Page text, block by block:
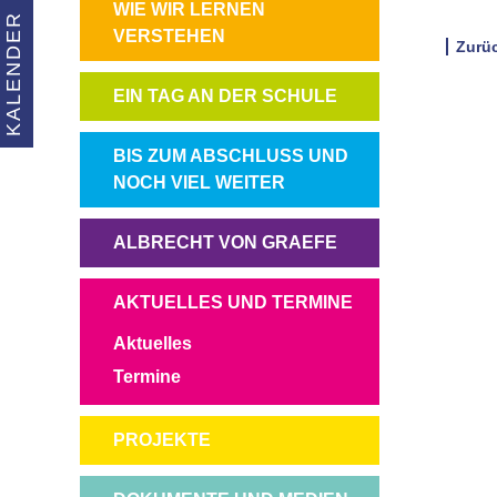
KALENDER
NAVIGATION
ÜBERSPRINGEN
WIE WIR LERNEN
VERSTEHEN
NAVIGATION
ÜBERSPRINGEN
EIN TAG AN DER SCHULE
NAVIGATION
ÜBERSPRINGEN
BIS ZUM ABSCHLUSS UND
NOCH VIEL WEITER
NAVIGATION
ÜBERSPRINGEN
ALBRECHT VON GRAEFE
NAVIGATION
AKTUELLES UND TERMINE
Aktuelles
Termine
NAVIGATION
ÜBERSPRINGEN
PROJEKTE